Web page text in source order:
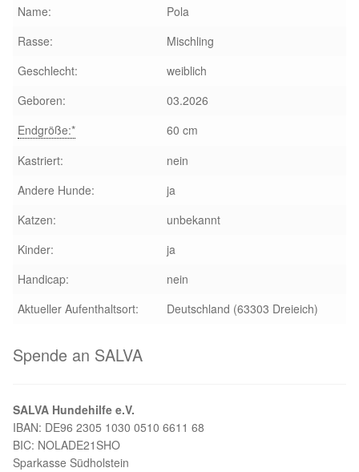
Unsere Partnertierheime
Aktion „Hilfe La Linea“
Updates „Hilfe La Linea“
Partnertierheim in Bulgarien
Partnertierheim in Polen
Name:
Pola
Rasse:
Mischling
Geschlecht:
weiblich
Geboren:
03.2026
Endgröße:*
60 cm
Kastriert:
nein
Andere Hunde:
ja
Katzen:
unbekannt
Kinder:
ja
Handicap:
nein
Aktueller Aufenthaltsort:
Deutschland (63303 Dreieich)
Spende an SALVA
SALVA Hundehilfe e.V.
IBAN: DE96 2305 1030 0510 6611 68
BIC: NOLADE21SHO
Sparkasse Südholstein